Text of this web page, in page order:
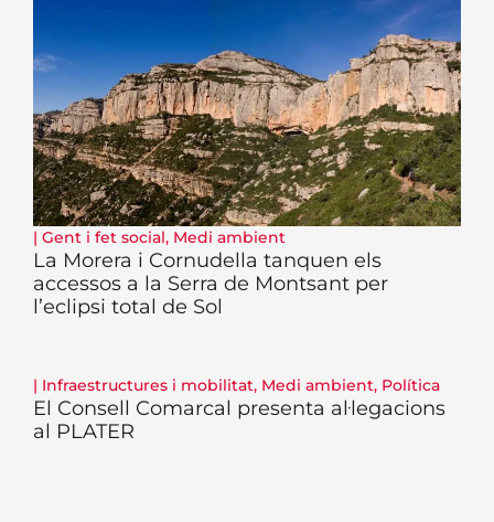
| Gent i fet social, Medi ambient
La Morera i Cornudella tanquen els
accessos a la Serra de Montsant per
l’eclipsi total de Sol
| Infraestructures i mobilitat, Medi ambient, Política
El Consell Comarcal presenta al·legacions
al PLATER